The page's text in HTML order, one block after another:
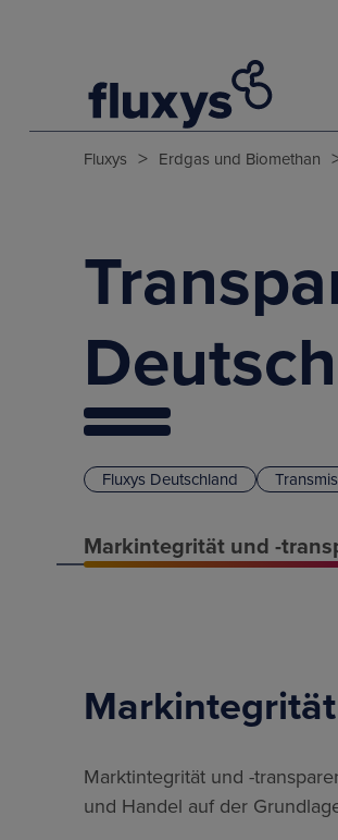
Fluxys > Erdgas und Biomethan
Fluxys Deutschland
Markintegrität und -
Marktintegrität und -
und Handel auf der